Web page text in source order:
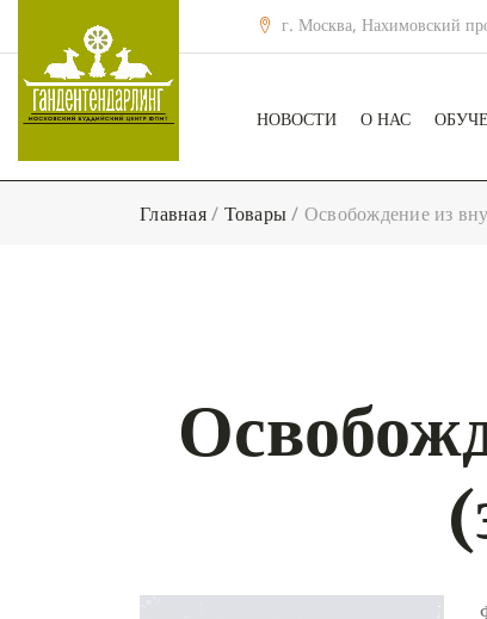
г. Москва, Нахимовский
НОВОСТИ О НАС
Главная/ Товары/ Освобождение из